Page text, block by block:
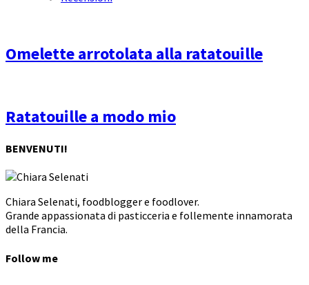
Omelette arrotolata alla ratatouille
Ratatouille a modo mio
BENVENUTI!
Chiara Selenati, foodblogger e foodlover.
Grande appassionata di pasticceria e follemente innamorata
della Francia.
Follow me